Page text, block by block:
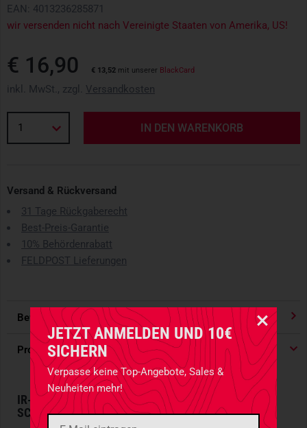
JETZT ANMELDEN UND 10€
SICHERN
Verpasse keine Top-Angebote, Sales &
Neuheiten mehr!
EAN: 4013236285871
wir versenden nicht nach Vereinigte Staaten von Amerika, US!
€ 16,90 € 13,52 mit unserer BlackCard
inkl. MwSt., zzgl. Versandkosten
1 IN DEN WARENKORB
Versand & Rückversand
31 Tage Rückgaberecht
Best-Preis-Garantie
10% Behördenrabatt
FELDPOST Lieferungen
Bewertungen 4.91/ 5 Sternen
Produktdetails
IR-SICHERE TOURNIQUET POUCH MIT
SCHNELLZUGRIFF